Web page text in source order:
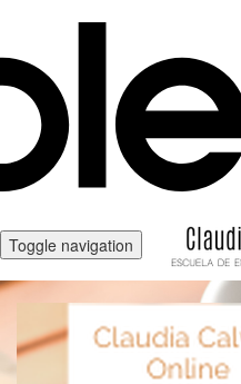
Toggle navigation